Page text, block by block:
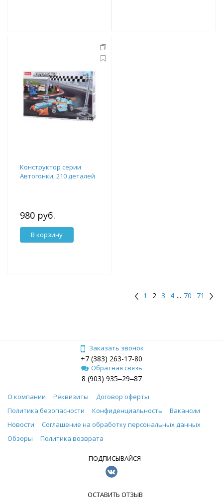
Конструктор серии
Автогонки, 210 деталей
980 руб.
В корзину
1 2 3 4 ... 70 71
Заказать звонок
+7 (383) 263-17-80
Обратная связь
8 (903) 935‒29‒87
О компании Реквизиты
Договор оферты
Политика безопасности
Конфиденциальность
Вакансии
Новости
Соглашение на обработку персональных данных
Обзоры
Политика возврата
ПОДПИСЫВАЙСЯ
ОСТАВИТЬ ОТЗЫВ